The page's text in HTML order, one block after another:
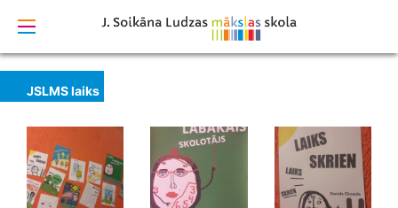
JSLMS laiks
izstrādāts